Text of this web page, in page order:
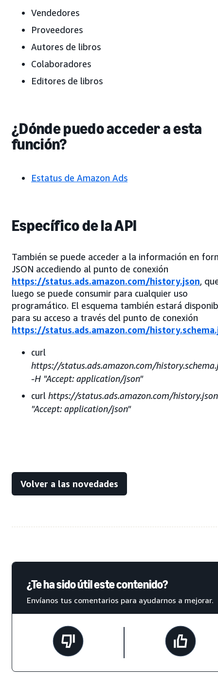
Vendedores
Proveedores
Autores de libros
Colaboradores
Editores de libros
¿Dónde puedo acceder a esta
función?
Estatus de Amazon Ads
Específico de la API
También se puede acceder a la información en
JSON accediendo al punto de conexión
https://status.ads.amazon.com/history.json,
luego se puede consumir para cualquier uso
programático. El esquema también estará
para su acceso a través del punto de conexión
https://status.ads.amazon.com/
curl
https://status.ads.amazon.com/
-H "Accept: application/json"
curl https://status.ads.amazon.com/
"Accept: application/json"
Volver a las novedades
¿Te ha sido útil este contenido?
Envíanos tus comentarios para ayudarnos a mejorar.